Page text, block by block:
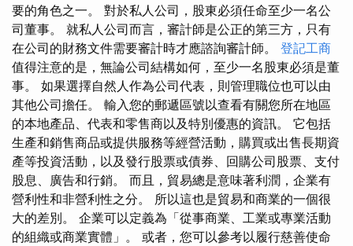
要的角色之一。 對於私人公司，股東必須任命至少一名公
司董事。 就私人公司而言，審計師是公正的第三方，只有
在公司的財務文件需要審計時才應諮詢審計師。 登記工商
值得注意的是，無論公司結構如何，至少一名股東必須是董
事。 如果選擇自然人作為公司代表，則管理職位也可以由
其他公司擔任。 輸入您的郵遞區號以查看有關您所在地區
的本地產品、代表和零售商以及特別優惠的資訊。 它包括
生產和銷售商品或提供服務等經營活動，購買或出售長期資
產等投資活動，以及發行股票或債券、回購公司股票、支付
股息、廣告和行銷。 而且，貿易總是意味著利潤，企業有
營利性和非營利性之分。 所以這也是貿易和商業的一個很
大的差別。 企業可以定義為「從事商業、工業或專業活動
的組織或商業實體」。 或者，您可以參考以履行慈善使命